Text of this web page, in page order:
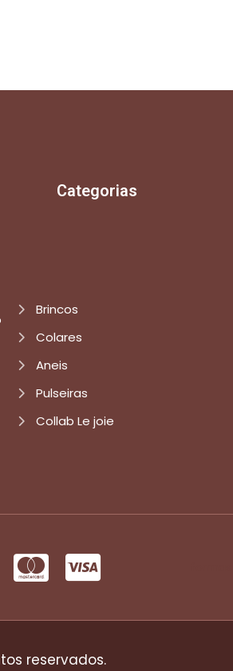
Categorias
Brincos
Colares
Aneis
Pulseiras
Collab Le joie
reservados.